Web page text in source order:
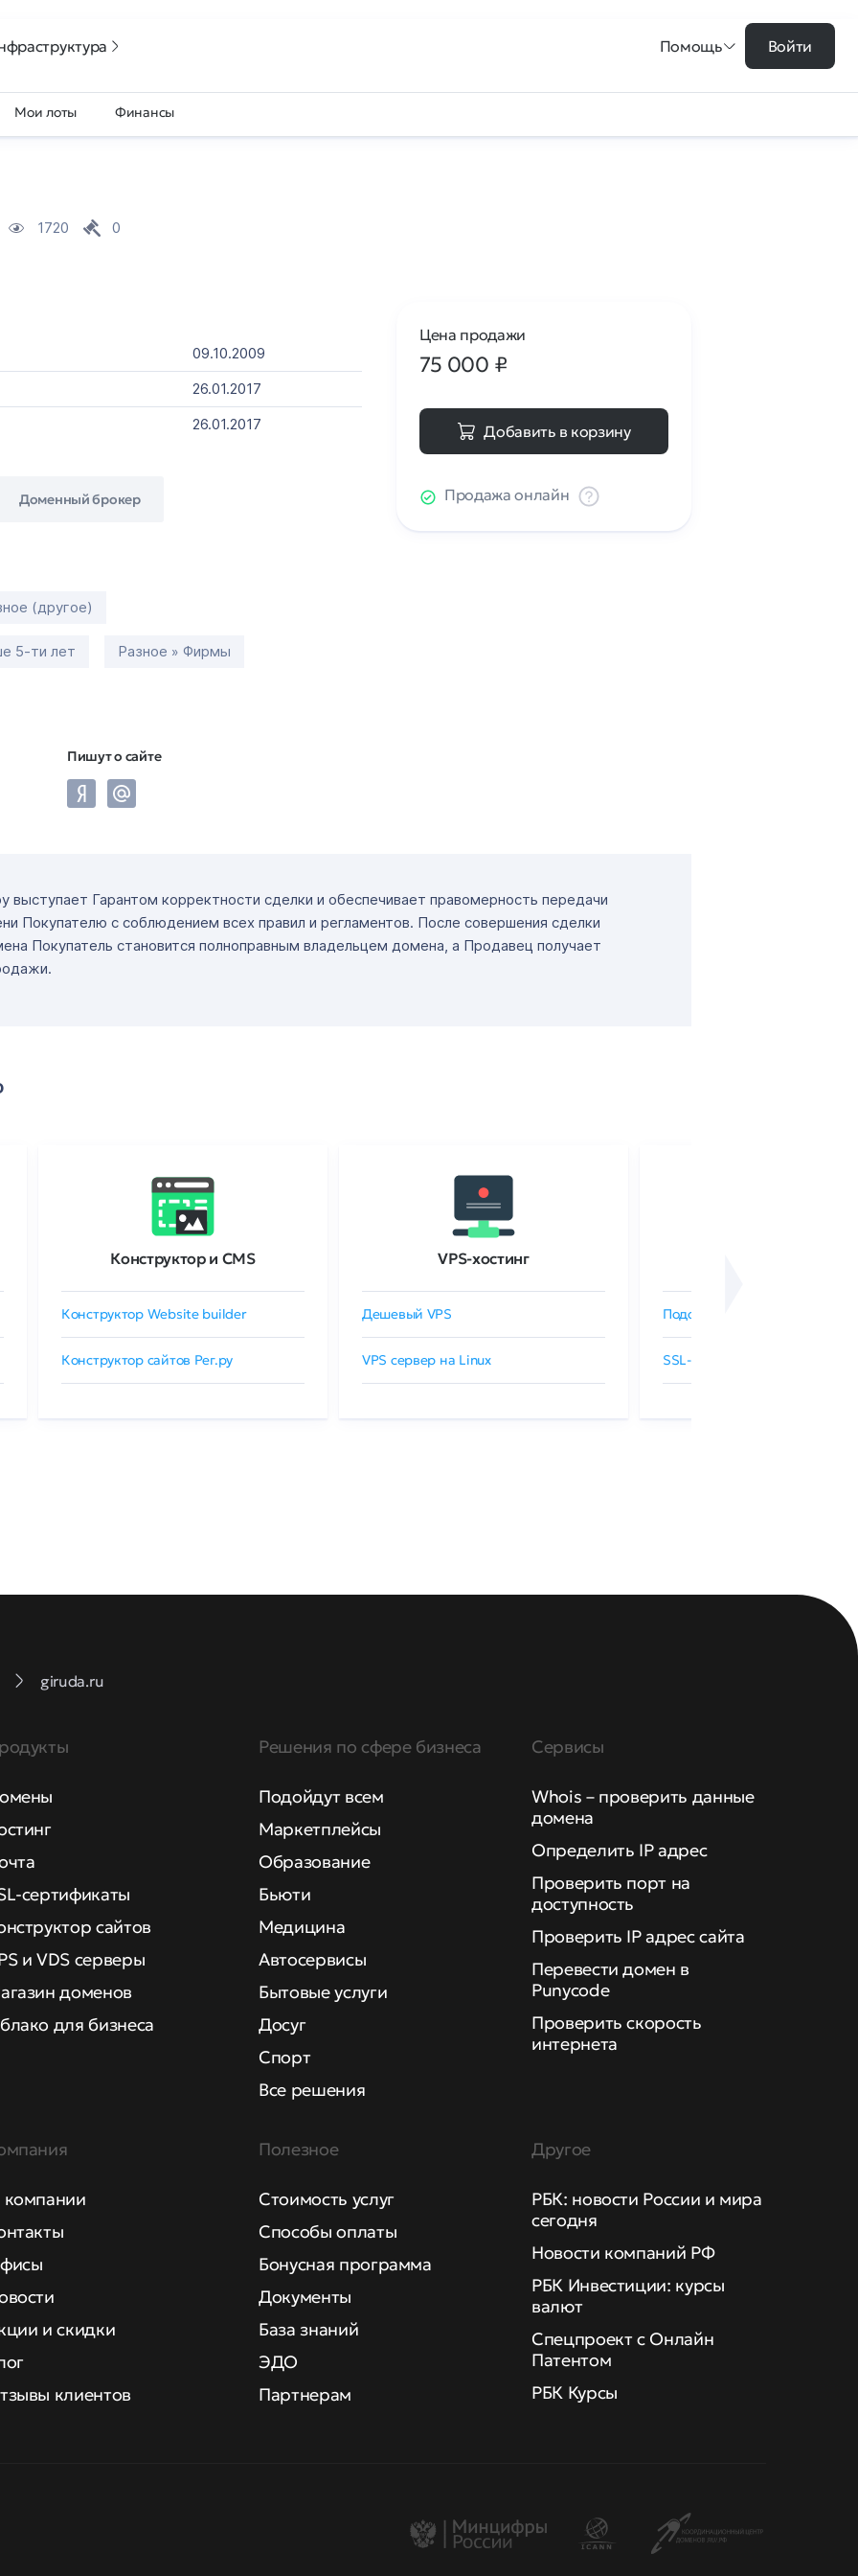
Помощь Войти
Мои лоты Финансы
1720 0
09.10.2009
26.01.2017
26.01.2017
Доменный брокер
(другое)
5-ти лет Разное » Фирмы
Пишут о сайте
Цена продажи
75 000 ₽
Добавить в корзину
Продажа онлайн
выступает Гарантом корректности сделки и обеспечивает правомерность передачи
Покупателю с соблюдением всех правил и регламентов. После совершения сделки
Покупатель становится полноправным владельцем домена, а Продавец получает
Конструктор и CMS
Конструктор Website builder
Конструктор сайтов Рег.ру
VPS-хостинг
Дешевый VPS
VPS сервер на Linux
Подобрать SSL-сертификат
SSL-сертификаты GlobalSign
giruda.ru
сертификаты
сайтов
и VDS серверы
доменов
для бизнеса
Решения по сфере бизнеса
Подойдут всем
Маркетплейсы
Образование
Бьюти
Медицина
Автосервисы
Бытовые услуги
Досуг
Спорт
Все решения
Сервисы
Whois – проверить данные
домена
Определить IP адрес
Проверить порт на
доступность
Проверить IP адрес сайта
Перевести домен в
Punycode
Проверить скорость
интернета
и скидки
клиентов
Полезное
Стоимость услуг
Способы оплаты
Бонусная программа
Документы
База знаний
ЭДО
Партнерам
Другое
РБК: новости России и мира
сегодня
Новости компаний РФ
РБК Инвестиции: курсы
валют
Спецпроект с Онлайн
Патентом
РБК Курсы